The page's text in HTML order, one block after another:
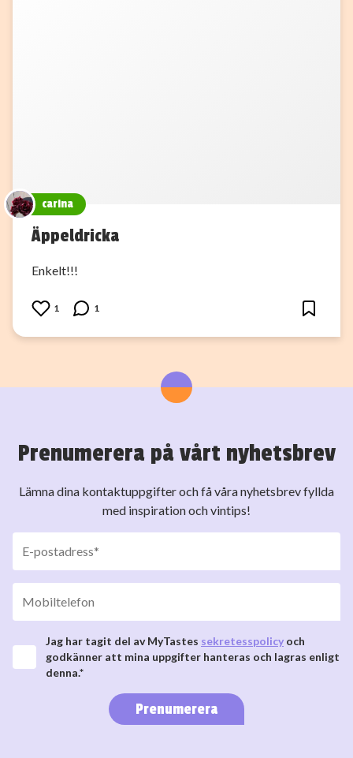
carina
Äppeldricka
Enkelt!!!
1 1
Prenumerera på vårt nyhetsbrev
Lämna dina kontaktuppgifter och få våra nyhetsbrev fyllda
med inspiration och vintips!
Jag har tagit del av MyTastes sekretesspolicy och
godkänner att mina uppgifter hanteras och lagras enligt
denna.*
Prenumerera